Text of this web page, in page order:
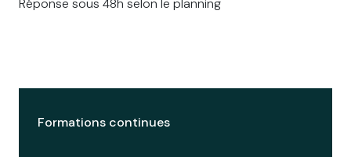
Réponse sous 48h selon le planning
Formations continues